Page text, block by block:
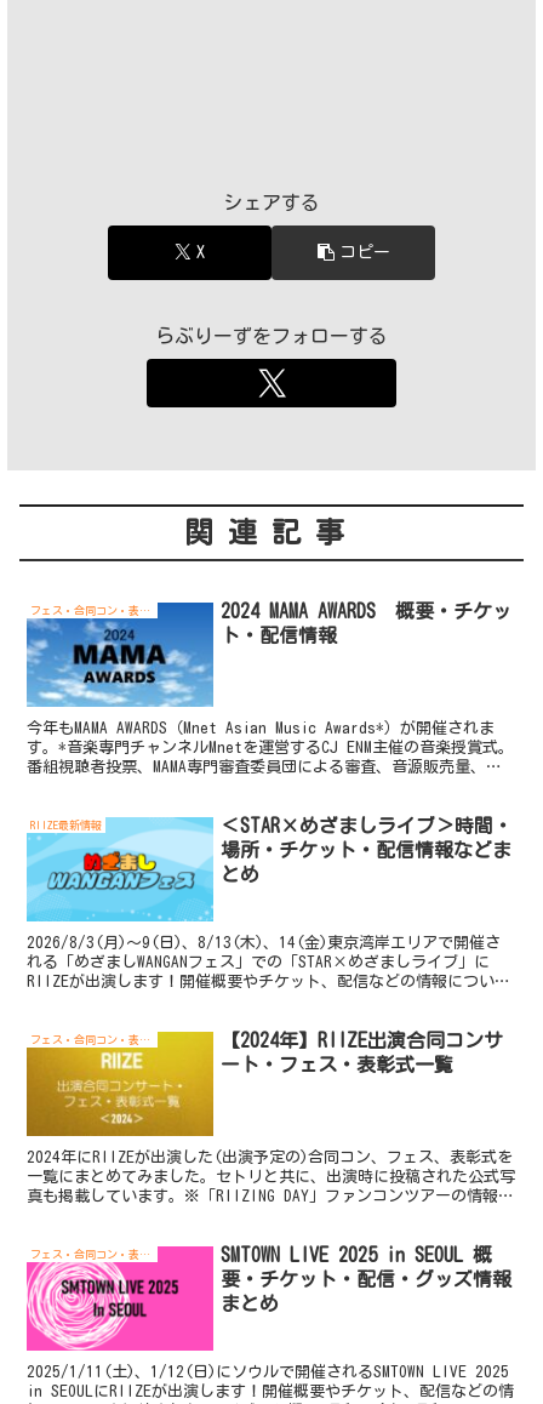
シェアする
X コピー
らぶりーずをフォローする
関連記事
フェス・合同コン・表彰式
2024 MAMA AWARDS 概要・チケッ
ト・配信情報
今年もMAMA AWARDS（Mnet Asian Music Awards*）が開催されま
す。*音楽専門チャンネルMnetを運営するCJ ENM主催の音楽授賞式。
番組視聴者投票、MAMA専門審査委員団による審査、音源販売量、ア
RIIZE最新情報
＜STAR×めざましライブ＞時間・
場所・チケット・配信情報などま
とめ
2026/8/3(月)～9(日)、8/13(木)、14(金)東京湾岸エリアで開催さ
れる「めざましWANGANフェス」での「STAR×めざましライブ」に
RIIZEが出演します！開催概要やチケット、配信などの情報について
フェス・合同コン・表彰式
【2024年】RIIZE出演合同コンサ
ート・フェス・表彰式一覧
2024年にRIIZEが出演した(出演予定の)合同コン、フェス、表彰式を
一覧にまとめてみました。セトリと共に、出演時に投稿された公式写
真も掲載しています。※「RIIZING DAY」ファンコンツアーの情報は
フェス・合同コン・表彰式
SMTOWN LIVE 2025 in SEOUL 概
要・チケット・配信・グッズ情報
まとめ
2025/1/11(土)、1/12(日)にソウルで開催されるSMTOWN LIVE 2025
in SEOULにRIIZEが出演します！開催概要やチケット、配信などの情